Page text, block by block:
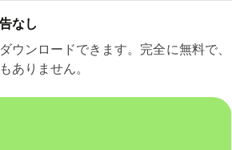
なし
ウンロードできます。完全に無料で、
ありません。